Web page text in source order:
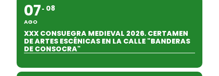
07
AGO
08
XXX CONSUEGRA MEDIEVAL 2026. CERTAMEN
DE ARTES ESCÉNICAS EN LA CALLE "BANDERAS
DE CONSOCRA"